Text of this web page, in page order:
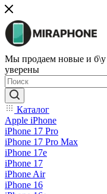
Мы продаем новые и б\у
уверены
Каталог
Apple iPhone
iPhone 17 Pro
iPhone 17 Pro Max
iPhone 17e
iPhone 17
iPhone Air
iPhone 16